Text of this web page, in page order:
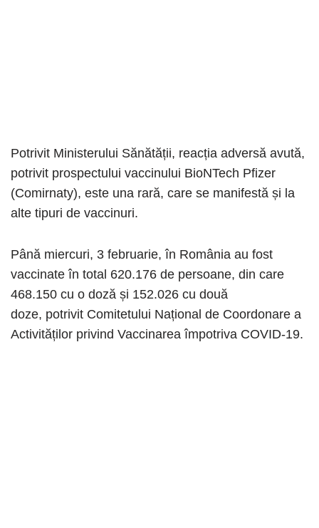
Potrivit Ministerului Sănătății, reacția adversă avută,
potrivit prospectului vaccinului BioNTech Pfizer
(Comirnaty), este una rară, care se manifestă și la
alte tipuri de vaccinuri.
Până miercuri, 3 februarie, în România au fost
vaccinate în total 620.176 de persoane, din care
468.150 cu o doză și 152.026 cu două
doze, potrivit Comitetului Național de Coordonare a
Activităților privind Vaccinarea împotriva COVID-19.